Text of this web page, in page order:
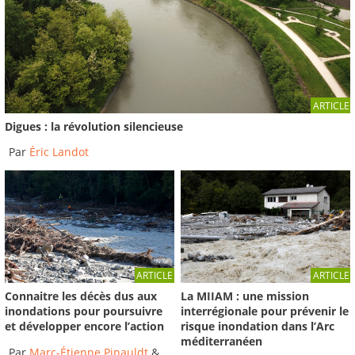
33:00
Les inondations dans le Val d'Ainan le 6 juin 2002
VERSION...
2024
Institut des Risques Majeurs
Les inondations dans le Val d'Ainan le 6 juin
2002...
2024-Institut des Risques Majeurs
ARTICLE
Digues : la révolution silencieuse
Par Éric Landot
ARTICLE
Connaitre les décès dus aux
inondations pour poursuivre
et développer encore l’action
ARTICLE
La MIIAM : une mission
interrégionale pour prévenir le
risque inondation dans l’Arc
méditerranéen